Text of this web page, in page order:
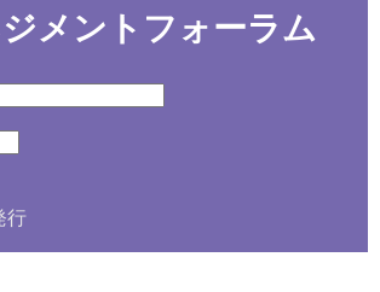
メントフォーラム
行